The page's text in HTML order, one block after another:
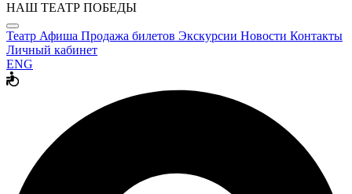
НАШ ТЕАТР ПОБЕДЫ
Театр Афиша Продажа билетов Экскурсии Новости Контакты
Личный кабинет
ENG